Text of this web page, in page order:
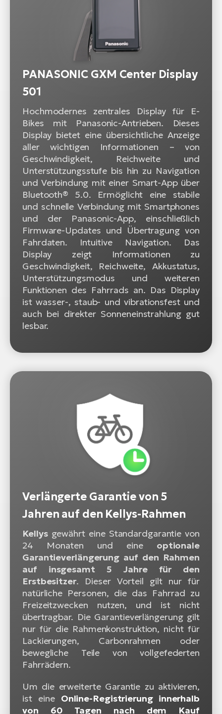
PANASONIC GXM Center Display
501
Hochmodernes zentrales Display für E-
Bikes mit Panasonic-Antrieben. Dieses
Display bietet eine übersichtliche Anzeige
aller wichtigen Informationen – von
Geschwindigkeit, Reichweite und
Unterstützungsstufe bis hin zu Navigation
und Verbindung mit einer Smart-App über
Bluetooth® 5.0. Ermöglicht eine stabile
und schnelle Verbindung mit Smartphones
und der Panasonic-App, einschließlich
Firmware-Updates und Übertragung von
Fahrdaten. Intuitive Navigation. Das
Display zeigt Informationen zu
Geschwindigkeit, Reichweite, Akkustatus,
Unterstützungsmodus und weiteren
Funktionen des Fahrrads an. Das Display
ist wasser-, staub- und vibrationsfest und
auch bei direkter Sonneneinstrahlung gut
lesbar.
Verlängerte Garantie von 5
Jahren auf den Kellys-Rahmen
Kellysgewährt eine Standardgarantie von
24 Monaten und eine optionale
Garantieverlängerung auf den Rahmen
auf insgesamt 5 Jahre für den
Erstbesitzer. Dieser Vorteil gilt nur für
natürliche Personen, die das Fahrrad zu
Freizeitzwecken nutzen, und ist nicht
übertragbar. Die Garantieverlängerung gilt
nur für die Rahmenkonstruktion, nicht für
Lackierungen, Carbonrahmen oder
bewegliche Teile von vollgefederten
Fahrrädern.
Um die erweiterte Garantie zu aktivieren,
ist eine Online-Registrierung innerhalb
von 60 Tagen nach dem Kauf